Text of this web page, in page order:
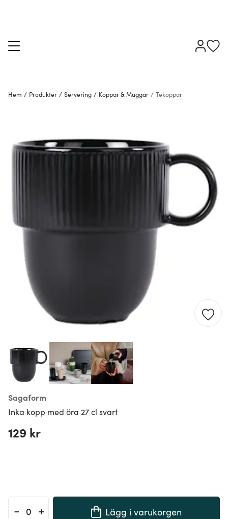
Hem / Produkter / Servering / Koppar & Muggar / Tekoppar
Sagaform
Inka kopp med öra 27 cl svart
129 kr
- + Lägg i varukorgen